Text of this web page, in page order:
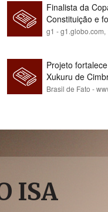
Finalista da
Constituição e
g1 - g1.globo.com,
Projeto
Xukuru de
Brasil de Fato -
ISA